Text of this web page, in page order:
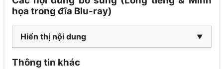
họa trong đĩa Blu-ray)
Hiển thị nội dung
Thông tin khác